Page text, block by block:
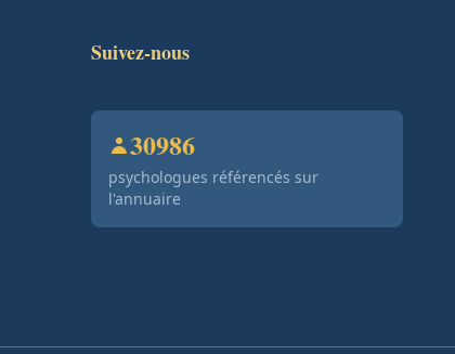
Suivez-nous
30986
psychologues référencés sur
l'annuaire